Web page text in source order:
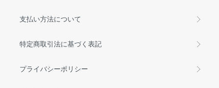
支払い方法について
特定商取引法に基づく表記
プライバシーポリシー